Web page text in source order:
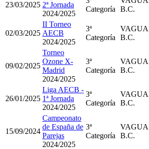
23/03/2025 2ª Jornada
2024/2025
Categoría
B.C.
02/03/2025
II Torneo
AECB
2024/2025
3ª
Categoría
B.C.
09/02/2025
Torneo
Ozone X-
Madrid
2024/2025
3ª
Categoría
B.C.
26/01/2025
Liga AECB -
1ª Jornada
2024/2025
3ª
Categoría
B.C.
15/09/2024
Campeonato
de España de
Parejas
2024/2025
3ª
Categoría
B.C.